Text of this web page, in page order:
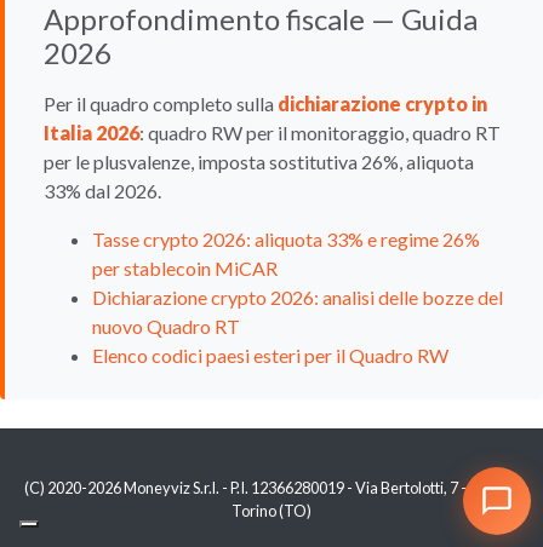
Approfondimento fiscale — Guida
2026
Per il quadro completo sulla dichiarazione crypto in
Italia 2026: quadro RW per il monitoraggio, quadro RT
per le plusvalenze, imposta sostitutiva 26%, aliquota
33% dal 2026.
Tasse crypto 2026: aliquota 33% e regime 26%
per stablecoin MiCAR
Dichiarazione crypto 2026: analisi delle bozze del
nuovo Quadro RT
Elenco codici paesi esteri per il Quadro RW
(C) 2020-2026 Moneyviz S.r.l. - P.I. 12366280019 - Via Bertolotti, 7 - 10121 -
Torino (TO)